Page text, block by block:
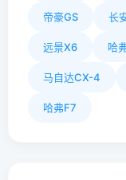
帝豪GS 长
远景X6 哈
马自达CX-4
哈弗F7